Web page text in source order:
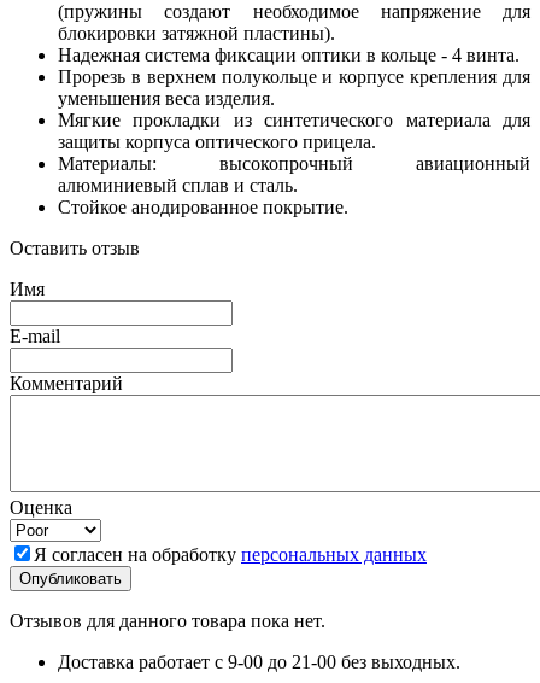
(пружины создают необходимое напряжение для
блокировки затяжной пластины).
Надежная система фиксации оптики в кольце - 4 винта.
Прорезь в верхнем полукольце и корпусе крепления для
уменьшения веса изделия.
Мягкие прокладки из синтетического материала для
защиты корпуса оптического прицела.
Материалы: высокопрочный авиационный
алюминиевый сплав и сталь.
Стойкое анодированное покрытие.
Оставить отзыв
Имя
E-mail
Комментарий
Оценка
Я согласен на обработку персональных данных
Отзывов для данного товара пока нет.
Доставка работает с 9-00 до 21-00 без выходных.